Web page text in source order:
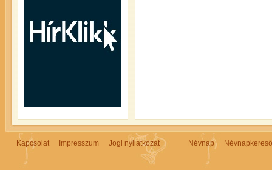
Kapcsolat Impresszum Jogi nyilatkozat Névnap Névnapkereső